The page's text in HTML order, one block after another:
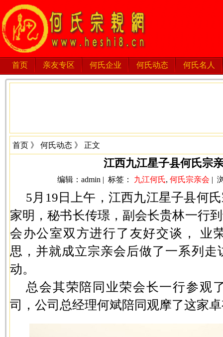
首页 亲友专区 何氏企业 何氏动态 何氏名人
首页 》 何氏动态 》 正文
江西九江星子县何氏宗
编辑：admin | 标签： 九江何氏, 何氏宗亲会 |
5月19日上午，江西九江星子县何
家明，秘书长传璟，副会长贵林一行
会办公室双方进行了友好交谈， 业
思，并就成立宗亲会后做了一系列
动。
总会其荣陪同业荣会长一行参观
司，公司总经理何斌陪同观摩了这家